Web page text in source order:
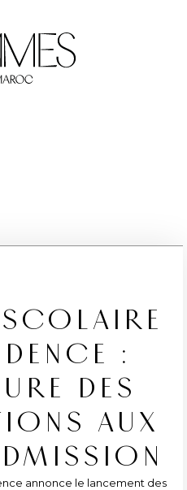
:
DES
AUX
annonce le lancement des